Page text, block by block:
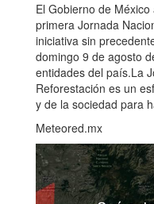
El Gobierno de
primera Jornada
iniciativa sin
domingo 9 de agosto
entidades del país.La
Reforestación es un
y de la sociedad para
Meteored.mx